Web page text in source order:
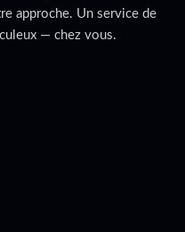
approche. Un service de
— chez vous.